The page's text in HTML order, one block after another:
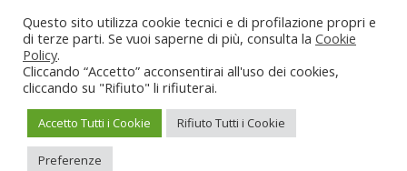
Dott.ssa Erica Tinelli Psicologa
Partita IVA: 02211710567
Iscrizione Albo Psicologi del Lazio n. 22166
erica.tinelli@hotmail.it-3884462095
Questo sito utilizza cookie tecnici e di profilazione propri e
di terze parti. Se vuoi saperne di più, consulta la Cookie
Policy.
Cliccando “Accetto” acconsentirai all'uso dei cookies,
cliccando su "Rifiuto" li rifiuterai.
Accetto Tutti i Cookie Rifiuto Tutti i Cookie
Preferenze